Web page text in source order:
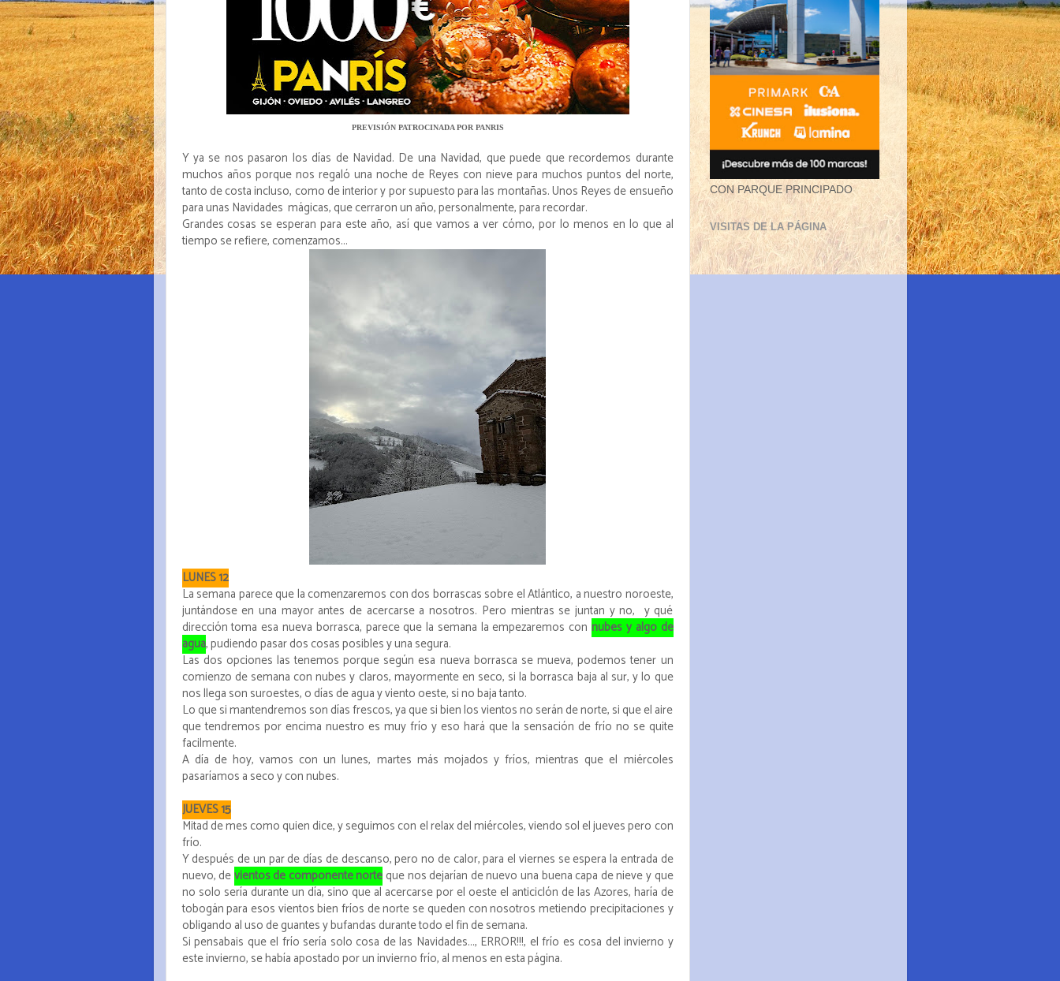
PREVISIÓN PATROCINADA POR PANRIS
Y ya se nos pasaron los días de Navidad. De una Navidad, que puede que recordemos durante
muchos años porque nos regaló una noche de Reyes con nieve para muchos puntos del norte,
tanto de costa incluso, como de interior y por supuesto para las montañas. Unos Reyes de ensueño
para unas Navidades mágicas, que cerraron un año, personalmente, para recordar.
Grandes cosas se esperan para este año, así que vamos a ver cómo, por lo menos en lo que al
tiempo se refiere, comenzamos...
LUNES 12
La semana parece que la comenzaremos con dos borrascas sobre el Atlántico, a nuestro noroeste,
juntándose en una mayor antes de acercarse a nosotros. Pero mientras se juntan y no, y qué
dirección toma esa nueva borrasca, parece que la semana la empezaremos connubes y algo de
agua, pudiendo pasar dos cosas posibles y una segura.
Las dos opciones las tenemos porque según esa nueva borrasca se mueva, podemos tener un
comienzo de semana con nubes y claros, mayormente en seco, si la borrasca baja al sur, y lo que
nos llega son suroestes, o días de agua y viento oeste, si no baja tanto.
Lo que si mantendremos son días frescos, ya que si bien los vientos no serán de norte, si que el aire
que tendremos por encima nuestro es muy frío y eso hará que la sensación de frío no se quite
facilmente.
A día de hoy, vamos con un lunes, martes más mojados y fríos, mientras que el miércoles
pasaríamos a seco y con nubes.
JUEVES 15
Mitad de mes como quien dice, y seguimos con el relax del miércoles, viendo sol el jueves pero con
frío.
Y después de un par de días de descanso, pero no de calor, para el viernes se espera la entrada de
nuevo, devientos de componente norte que nos dejarían de nuevo una buena capa de nieve y que
no solo sería durante un día, sino que al acercarse por el oeste el anticiclón de las Azores, haría de
tobogán para esos vientos bien fríos de norte se queden con nosotros metiendo precipitaciones y
obligando al uso de guantes y bufandas durante todo el fin de semana.
Si pensabais que el frío sería solo cosa de las Navidades..., ERROR!!!, el frío es cosa del invierno y
este invierno, se había apostado por un invierno frío, al menos en esta página.
CON PARQUE PRINCIPADO
VISITAS DE LA PÁGINA